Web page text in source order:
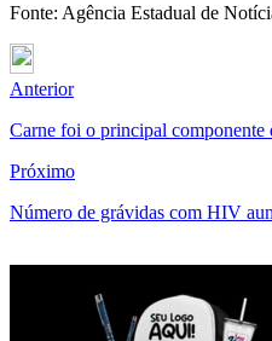
Fonte: Agência Estadual de
Anterior
Carne foi o principal
Próximo
Número de grávidas com HIV